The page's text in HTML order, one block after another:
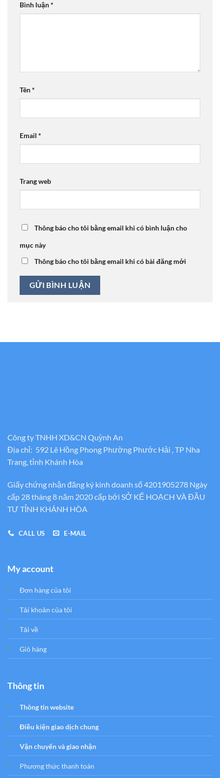
Bình luận*
Tên*
Email *
Trang web
Thông báo cho tôi bằng email khi có bình luận cho
mục này
Thông báo cho tôi bằng email khi có bài đăng mới
Công ty TNHH XD&CN Quỳnh An
Địa chỉ: 592 Lê Hồng Phong Phường Phước Hải , TP Nha
Trang, tỉnh Khánh Hòa
Giấy chứng nhận đăng ký kinh doanh số 4201905278 Ngày
cấp 28 tháng 8 năm 2020 cấp bới SỞ KẾ HOẠCH VÀ ĐẦU
TƯ TỈNH KHÁNH HÒA
CALL US E-MAIL
My account
Đơn hàng của tôi
Tải khoản của tôi
Tải về
Giỏ hàng
Thông tin
Thông tin website
Điều kiện giao dịch chung
Vận chuyển và giao nhận
Phương thức thanh toán